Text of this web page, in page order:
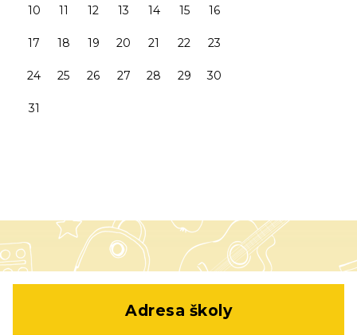
10 11 12 13 14 15 16
17 18 19 20 21 22 23
24 25 26 27 28 29 30
31
Adresa školy